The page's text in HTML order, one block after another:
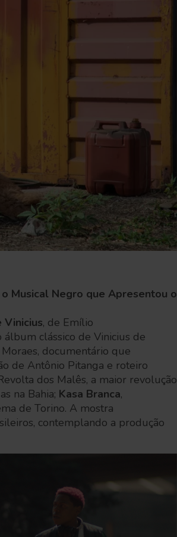
o Musical Negro que Apresentou o
Vinicius, de Emílio
clássico de Vinicius de
documentário que
de Antônio Pitanga e roteiro
dos Malês, a maior revolução
na Bahia; Kasa Branca,
de Torino. A mostra
contemplando a produção